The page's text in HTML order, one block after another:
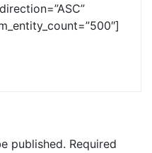
published. Required